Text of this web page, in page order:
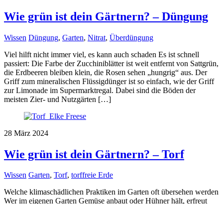
Wie grün ist dein Gärtnern? – Düngung
Wissen Düngung, Garten, Nitrat, Überdüngung
Viel hilft nicht immer viel, es kann auch schaden Es ist schnell
passiert: Die Farbe der Zucchiniblätter ist weit entfernt von Sattgrün,
die Erdbeeren bleiben klein, die Rosen sehen „hungrig“ aus. Der
Griff zum mineralischen Flüssigdünger ist so einfach, wie der Griff
zur Limonade im Supermarktregal. Dabei sind die Böden der
meisten Zier- und Nutzgärten […]
28 März 2024
Wie grün ist dein Gärtnern? – Torf
Wissen Garten, Torf, torffreie Erde
Welche klimaschädlichen Praktiken im Garten oft übersehen werden
Wer im eigenen Garten Gemüse anbaut oder Hühner hält, erfreut